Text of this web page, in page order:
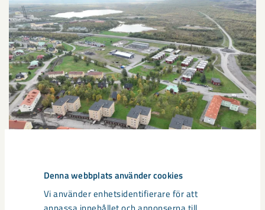
Denna webbplats använder cookies
Vi använder enhetsidentifierare för att
Sibirien-området i gamla Kiruna